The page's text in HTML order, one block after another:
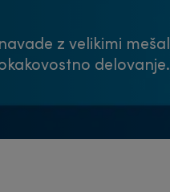
z velikimi
delovanje.